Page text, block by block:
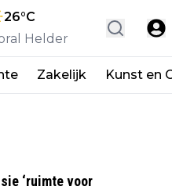
26°C
Helder
Zakelijk Kunst en
‘ruimte voor